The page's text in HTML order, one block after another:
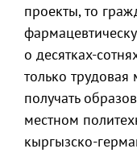
проекты, то
о десятках-
только трудовая
получать
местном
кыргызско-